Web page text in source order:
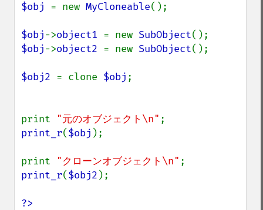
$obj = new MyCloneable();
$obj->object1 = new SubObject
$obj->object2 = new SubObject();
$obj2 = clone $obj ;
print "元のオブジェクト\n"
print_r($obj );
print "クローンオブジェクト\n"
print_r($obj2 );
?>